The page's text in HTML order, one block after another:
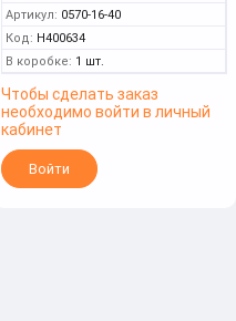
Артикул: 0570-16-40
Код: Н400634
В коробке: 1 шт.
Чтобы сделать заказ
необходимо войти в личный
кабинет
Войти